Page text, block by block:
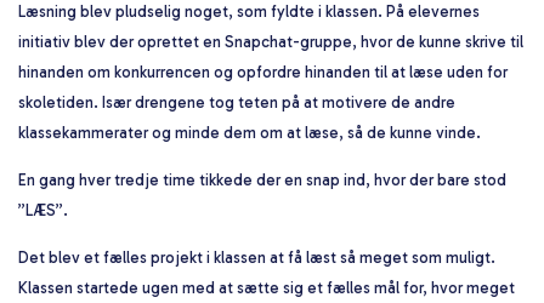
Læsning blev pludselig noget, som fyldte i klassen. På elevernes
initiativ blev der oprettet en Snapchat-gruppe, hvor de kunne skrive til
hinanden om konkurrencen og opfordre hinanden til at læse uden for
skoletiden. Især drengene tog teten på at motivere de andre
klassekammerater og minde dem om at læse, så de kunne vinde.
En gang hver tredje time tikkede der en snap ind, hvor der bare stod
”LÆS”.
Det blev et fælles projekt i klassen at få læst så meget som muligt.
Klassen startede ugen med at sætte sig et fælles mål for, hvor meget